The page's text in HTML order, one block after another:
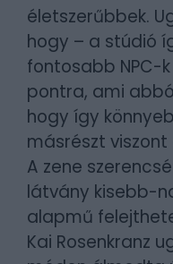
életszerűbbek.
hogy – a stúdió
fontosabb NPC-
pontra, ami
hogy így
másrészt
A zene
látvány kisebb-
alapmű
Kai Rosenkranz